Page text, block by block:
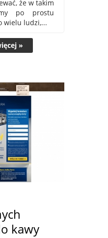
że w takim
po prostu
wielu ludzi,...
»
kawy